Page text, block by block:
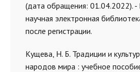
(дата обращения: 01.04.2022).
научная электронная
после регистрации.
Кущева, Н. Б. Традиции и
народов мира : учебное